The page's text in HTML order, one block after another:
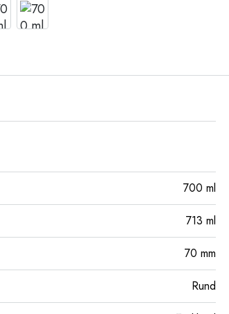
700 ml
713 ml
70 mm
Rund